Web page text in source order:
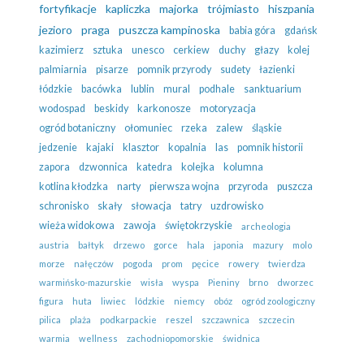
fortyfikacje
kapliczka majorka trójmiasto
hiszpania
jezioro
praga puszcza kampinoska babia góra
gdańsk
kazimierz
sztuka unesco cerkiew duchy głazy
kolej
palmiarnia
pisarze pomnik przyrody sudety
łazienki
łódzkie
bacówka lublin mural podhale
sanktuarium
wodospad
beskidy karkonosze
motoryzacja
ogród botaniczny
ołomuniec rzeka zalew
śląskie
jedzenie
kajaki klasztor kopalnia las
pomnik historii
zapora
dzwonnica katedra kolejka
kolumna
kotlina kłodzka
narty pierwsza wojna przyroda
puszcza
schronisko
skały słowacja tatry
uzdrowisko
wieża widokowa
zawoja świętokrzyskie
archeologia
austria
bałtyk drzewo gorce hala japonia mazury
molo
morze
nałęczów pogoda prom pęcice rowery
twierdza
warmińsko-mazurskie
wisła wyspa Pieniny brno
dworzec
figura
huta liwiec lódzkie niemcy obóz
ogród zoologiczny
pilica
plaża podkarpackie reszel szczawnica
szczecin
warmia
wellness zachodniopomorskie świdnica